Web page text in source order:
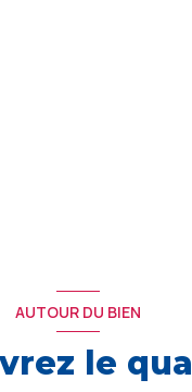
AUTOUR DU BIEN
le